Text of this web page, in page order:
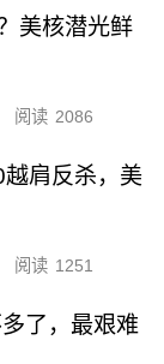
美核潜光鲜
阅读 2086
肩反杀，美
阅读 1251
了，最艰难